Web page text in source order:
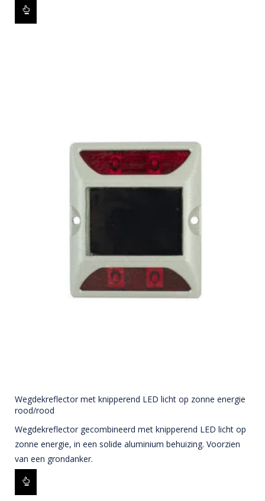
Wegdekreflector met knipperend LED licht op zonne energie
rood/rood
Wegdekreflector gecombineerd met knipperend LED licht op
zonne energie, in een solide aluminium behuizing. Voorzien
van een grondanker.